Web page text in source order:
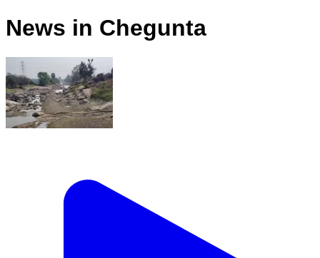
News in Chegunta